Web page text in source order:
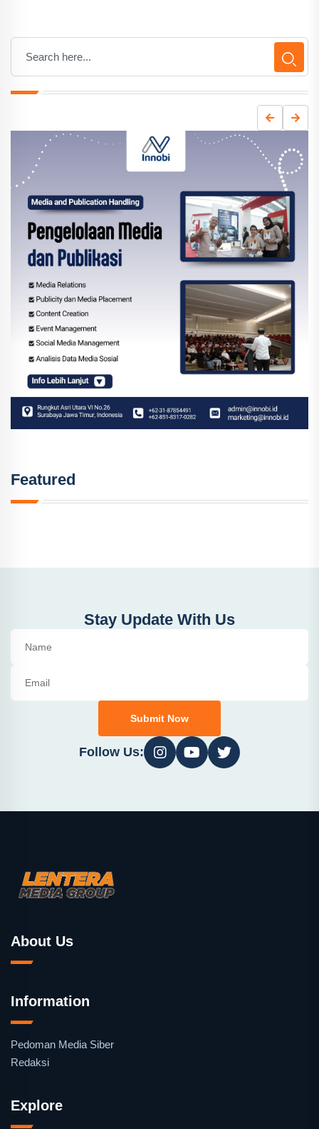
Featured
Stay Update With Us
Submit Now
Follow Us:
About Us
Information
Pedoman Media Siber
Redaksi
Explore